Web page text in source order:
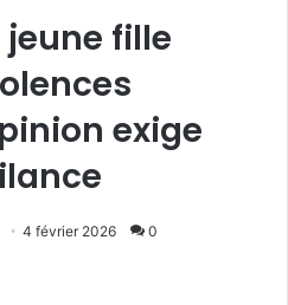
jeune fille
exige
4 février 2026 0